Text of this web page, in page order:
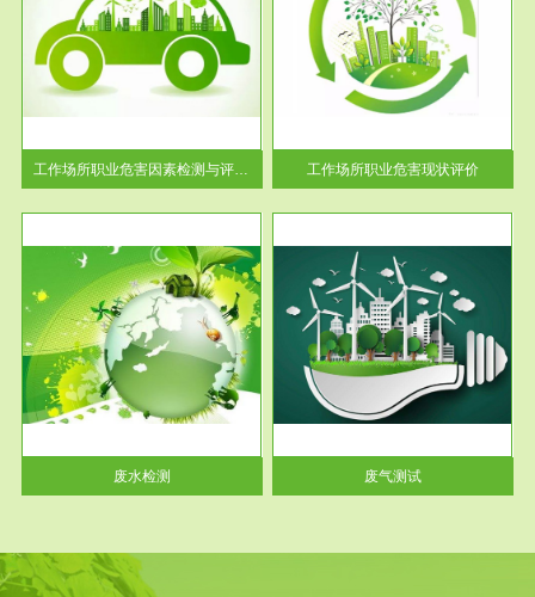
工作场所职业危害因素检测与评价...
工作场所职业危害现状评价
【现状评价意义】：具体因素---
-通过质谱分析等多种手段明确
工作场...
工作场所职业危害现状评价
废水检测
服务范围
废气测试
检测范围工业废气检测包括有机
废气和无机废气。有机废气主要
包括...
废气测试